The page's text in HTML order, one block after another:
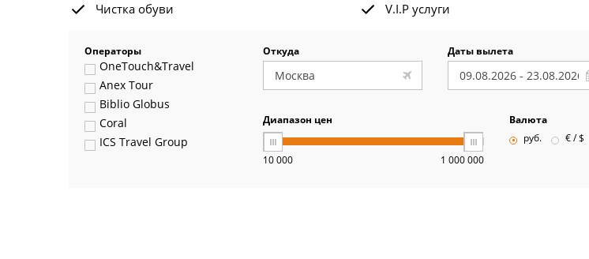
Чистка обуви
V.I.P услуги
Операторы
OneTouch&Travel
Anex Tour
Biblio Globus
Coral
ICS Travel Group
Откуда Даты вылета
Диапазон цен
10 000 1 000 000
Валюта
руб.
€ / $